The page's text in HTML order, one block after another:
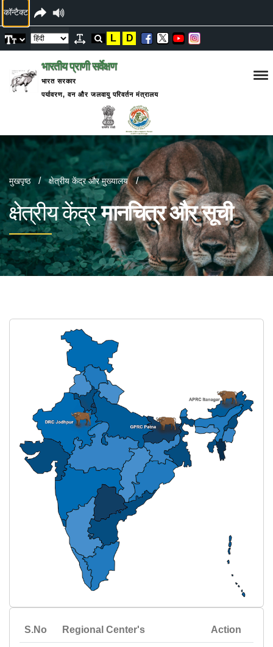
कॉन्टैक्ट
L D
भारतीय प्राणी सर्वेक्षण
भारत सरकार
पर्यावरण, वन और जलवायु परिवर्तन मंत्रालय
मुखपृष्ठ क्षेत्रीय केंद्र और मुख्यालय
क्षेत्रीय केंद्रमानचित्र और सूची
S.No Regional Center's Action